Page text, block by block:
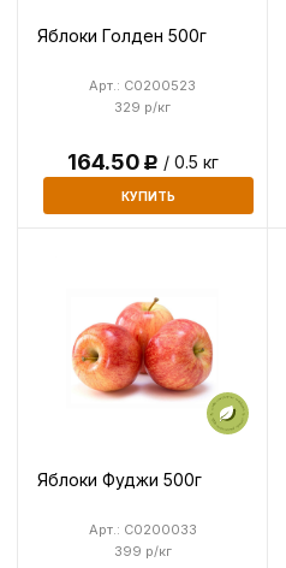
Яблоки Голден 500г
329 р/кг
Арт.: C0200523
164.50Р / 0.5 кг
КУПИТЬ
Яблоки Фуджи 500г
399 р/кг
Арт.: C0200033